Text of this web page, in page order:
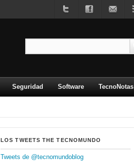
Seguridad Software TecnoNotas
LOS TWEETS THE TECNOMUNDO
Tweets de @tecnomundoblog